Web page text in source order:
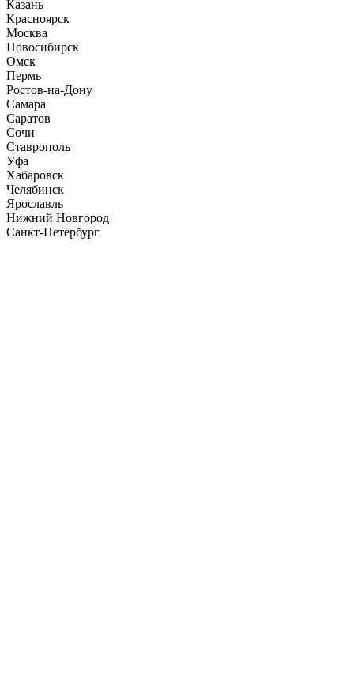
Казань
Красноярск
Москва
Новосибирск
Омск
Пермь
Ростов-на-Дону
Самара
Саратов
Сочи
Ставрополь
Уфа
Хабаровск
Челябинск
Ярославль
Нижний Новгород
Санкт-Петербург